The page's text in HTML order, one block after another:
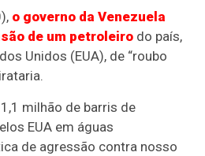
o governo da Venezuela
de um petroleiro do país,
Unidos (EUA), de “roubo
milhão de barris de
EUA em águas
de agressão contra nosso